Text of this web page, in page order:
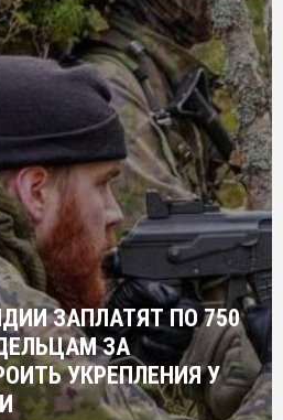
ЗАПЛАТЯТ ПО 750
ЗА
УКРЕПЛЕНИЯ У